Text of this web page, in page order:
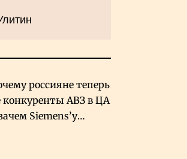
россияне теперь
конкуренты АВЗ в ЦА
Siemens’у